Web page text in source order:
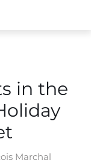
in the
Marchal